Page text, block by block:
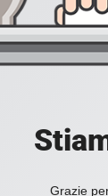
Grazie